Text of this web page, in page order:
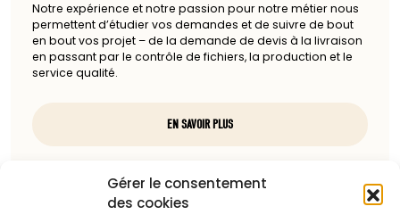
Gérer le consentement
des cookies
Notre expérience et notre passion pour notre métier nous
permettent d’étudier vos demandes et de suivre de bout
en bout vos projet – de la demande de devis à la livraison
en passant par le contrôle de fichiers, la production et le
service qualité.
EN SAVOIR PLUS
Nous contacter